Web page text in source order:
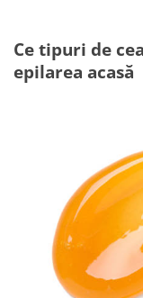
Ce tipuri de
epilarea acasă